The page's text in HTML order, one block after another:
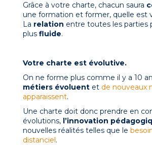
Grâce à votre charte, chacun saura
une formation et former, quelle est
La relation entre toutes les parties
plus fluide.
Votre charte est évolutive.
On ne forme plus comme il y a 10
métiers évoluent et de nouveaux
apparaissent.
Une charte doit donc prendre en
évolutions, l’innovation
nouvelles réalités telles que le
distanciel.